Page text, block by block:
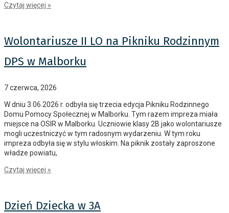
Czytaj więcej »
Wolontariusze II LO na Pikniku Rodzinnym
DPS w Malborku
7 czerwca, 2026
W dniu 3.06.2026 r. odbyła się trzecia edycja Pikniku Rodzinnego
Domu Pomocy Społecznej w Malborku. Tym razem impreza miała
miejsce na OSIR w Malborku. Uczniowie klasy 2B jako wolontariusze
mogli uczestniczyć w tym radosnym wydarzeniu. W tym roku
impreza odbyła się w stylu włoskim. Na piknik zostały zaproszone
władze powiatu,
Czytaj więcej »
Dzień Dziecka w 3A